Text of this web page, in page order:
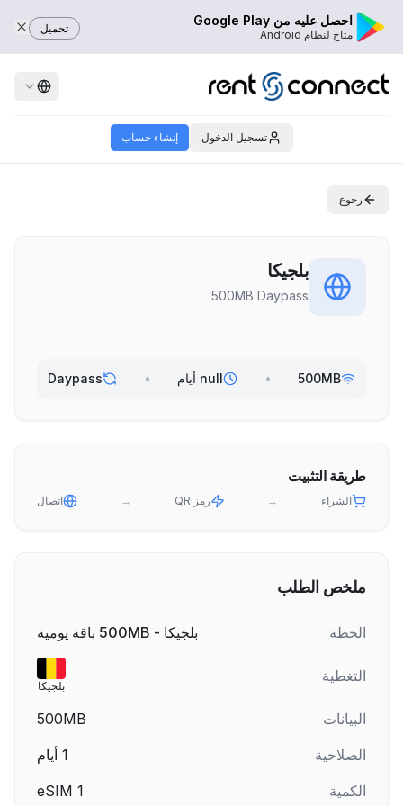
احصل عليه من Google Play
متاح لنظام Android تحميل
تسجيل الدخول إنشاء حساب
رجوع
بلجيكا
500MB Daypass
500MB
• null أيام •
Daypass
طريقة التثبيت
الشراء → رمز QR → اتصال
ملخص الطلب
الخطة بلجيكا - 500MB باقة يومية
التغطية
بلجيكا
البيانات
500MB
الصلاحية
1 أيام
الكمية
1